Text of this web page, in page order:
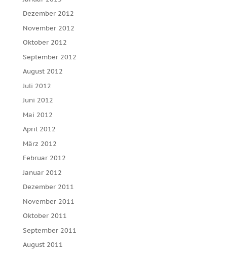
Dezember 2012
November 2012
Oktober 2012
September 2012
August 2012
Juli 2012
Juni 2012
Mai 2012
April 2012
März 2012
Februar 2012
Januar 2012
Dezember 2011
November 2011
Oktober 2011
September 2011
August 2011